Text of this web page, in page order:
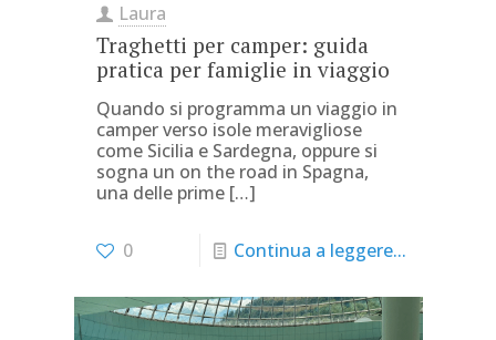
Laura
Traghetti per camper: guida
pratica per famiglie in viaggio
Quando si programma un viaggio in
camper verso isole meravigliose
come Sicilia e Sardegna, oppure si
sogna un on the road in Spagna,
una delle prime[…]
0 Continua a leggere...